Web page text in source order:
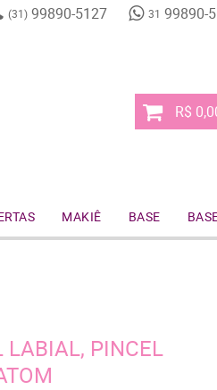
(31)99890-5127 31 99890-
R$
MAKIÊ BASE
LABIAL, PINCEL